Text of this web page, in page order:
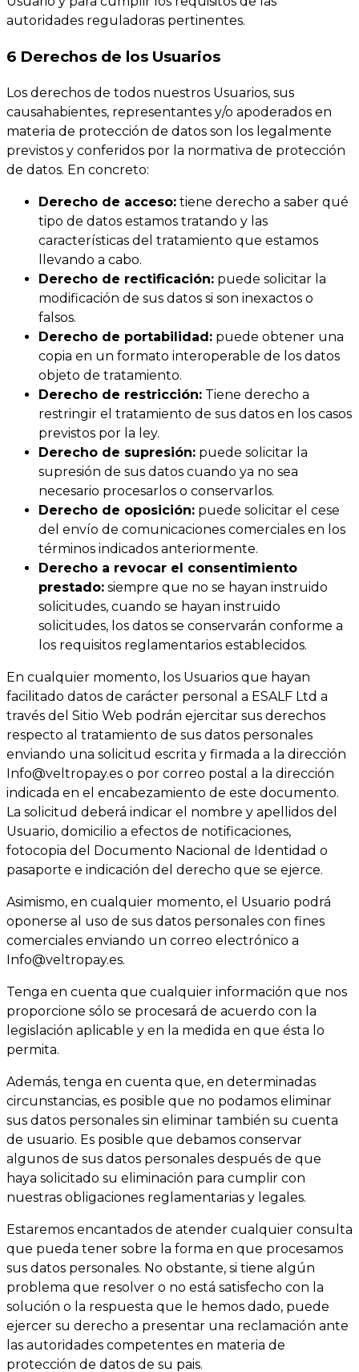
autoridades reguladoras pertinentes.
6 Derechos de los Usuarios
Los derechos de todos nuestros Usuarios, sus
causahabientes, representantes y/o apoderados en
materia de protección de datos son los legalmente
previstos y conferidos por la normativa de protección
de datos. En concreto:
Derecho de acceso: tiene derecho a saber qué
tipo de datos estamos tratando y las
características del tratamiento que estamos
llevando a cabo.
Derecho de rectificación: puede solicitar la
modificación de sus datos si son inexactos o
falsos.
Derecho de portabilidad: puede obtener una
copia en un formato interoperable de los datos
objeto de tratamiento.
Derecho de restricción: Tiene derecho a
restringir el tratamiento de sus datos en los casos
previstos por la ley.
Derecho de supresión: puede solicitar la
supresión de sus datos cuando ya no sea
necesario procesarlos o conservarlos.
Derecho de oposición: puede solicitar el cese
del envío de comunicaciones comerciales en los
términos indicados anteriormente.
Derecho a revocar el consentimiento
prestado: siempre que no se hayan instruido
solicitudes, cuando se hayan instruido
solicitudes, los datos se conservarán conforme a
los requisitos reglamentarios establecidos.
En cualquier momento, los Usuarios que hayan
facilitado datos de carácter personal a ESALF Ltd a
través del Sitio Web podrán ejercitar sus derechos
respecto al tratamiento de sus datos personales
enviando una solicitud escrita y firmada a la dirección
Info@veltropay.es o por correo postal a la dirección
indicada en el encabezamiento de este documento.
La solicitud deberá indicar el nombre y apellidos del
Usuario, domicilio a efectos de notificaciones,
fotocopia del Documento Nacional de Identidad o
pasaporte e indicación del derecho que se ejerce.
Asimismo, en cualquier momento, el Usuario podrá
oponerse al uso de sus datos personales con fines
comerciales enviando un correo electrónico a
Info@veltropay.es.
Tenga en cuenta que cualquier información que nos
proporcione sólo se procesará de acuerdo con la
legislación aplicable y en la medida en que ésta lo
permita.
Además, tenga en cuenta que, en determinadas
circunstancias, es posible que no podamos eliminar
sus datos personales sin eliminar también su cuenta
de usuario. Es posible que debamos conservar
algunos de sus datos personales después de que
haya solicitado su eliminación para cumplir con
nuestras obligaciones reglamentarias y legales.
Estaremos encantados de atender cualquier consulta
que pueda tener sobre la forma en que procesamos
sus datos personales. No obstante, si tiene algún
problema que resolver o no está satisfecho con la
solución o la respuesta que le hemos dado, puede
ejercer su derecho a presentar una reclamación ante
las autoridades competentes en materia de
protección de datos de su pais.